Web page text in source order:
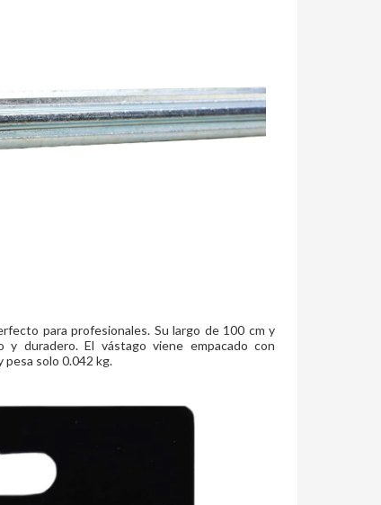
para profesionales. Su largo de 100 cm y
duradero. El vástago viene empacado con
pesa solo 0.042 kg.